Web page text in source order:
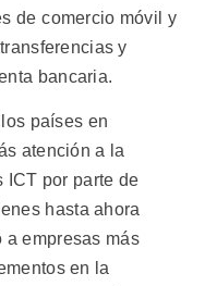
comercio móvil y
transferencias y
bancaria.
países en
atención a la
ICT por parte de
hasta ahora
a empresas más
en la